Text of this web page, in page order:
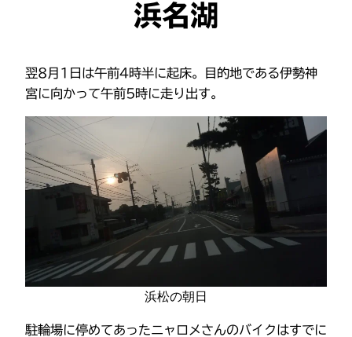
浜名湖
翌8月1日は午前4時半に起床。目的地である伊勢神
宮に向かって午前5時に走り出す。
浜松の朝日
駐輪場に停めてあったニャロメさんのバイクはすでに